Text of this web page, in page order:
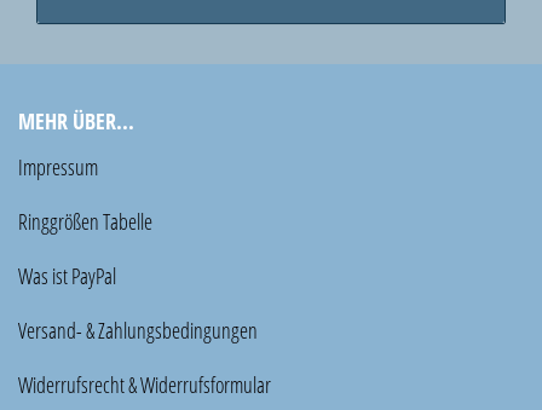
MEHR ÜBER...
Impressum
Ringgrößen Tabelle
Was ist PayPal
Versand- & Zahlungsbedingungen
Widerrufsrecht & Widerrufsformular